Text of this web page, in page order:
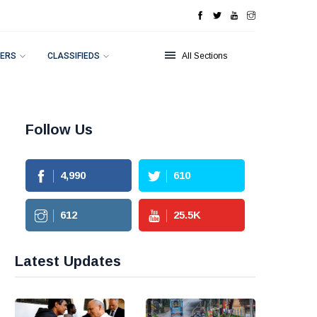
CLASSIFIEDS All Sections
Follow Us
4,990 610
612 25.5K
Latest Updates